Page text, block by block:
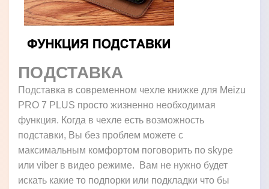
ПОДСТАВКА
Подставка в современном чехле книжке для Meizu
PRO 7 PLUS просто жизненно необходимая
функция. Когда в чехле есть возможность
подставки, Вы без проблем можете с
максимальным комфортом поговорить по skype
или viber в видео режиме. Вам не нужно будет
искать какие то подпорки или подкладки что бы